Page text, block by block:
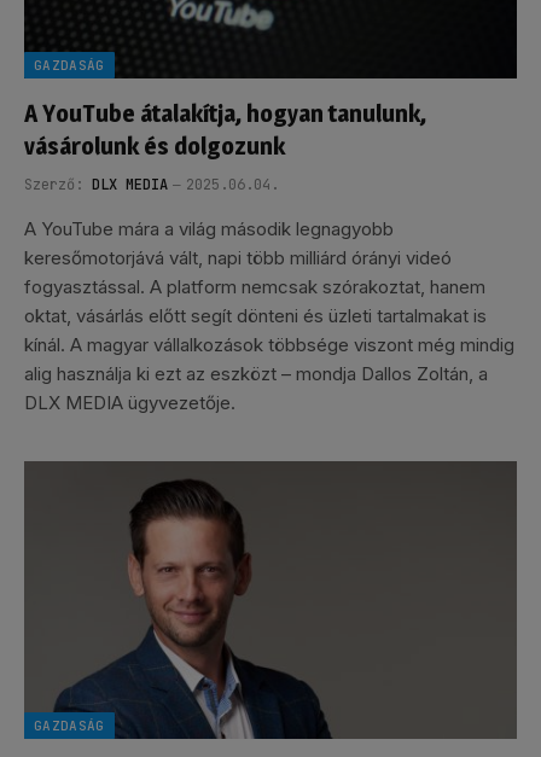
GAZDASÁG
A YouTube átalakítja, hogyan tanulunk,
vásárolunk és dolgozunk
Szerző: DLX MEDIA 2025.06.04.
A YouTube mára a világ második legnagyobb
keresőmotorjává vált, napi több milliárd órányi videó
fogyasztással. A platform nemcsak szórakoztat, hanem
oktat, vásárlás előtt segít dönteni és üzleti tartalmakat is
kínál. A magyar vállalkozások többsége viszont még mindig
alig használja ki ezt az eszközt – mondja Dallos Zoltán, a
DLX MEDIA ügyvezetője.
GAZDASÁG